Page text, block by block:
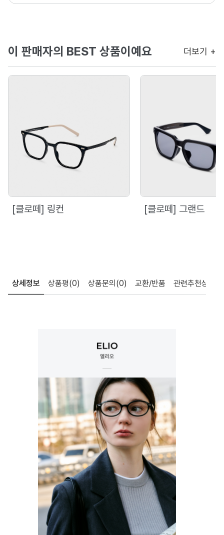
이 판매자의 BEST 상품이예요 더보기 +
[클로떼] 링컨 [클로떼] 그랜드
상세정보 상품평(0) 상품문의 (0) 교환/반품 관련추천상품